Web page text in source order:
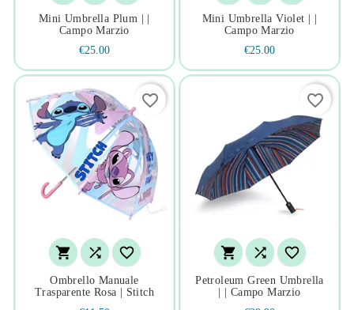
Mini Umbrella Plum | |
Campo Marzio
€25.00
Mini Umbrella Violet | |
Campo Marzio
€25.00
  
Ombrello Manuale
Trasparente Rosa | Stitch
favorite_border
  
Petroleum Green Umbrella
| | Campo Marzio
favorite_border